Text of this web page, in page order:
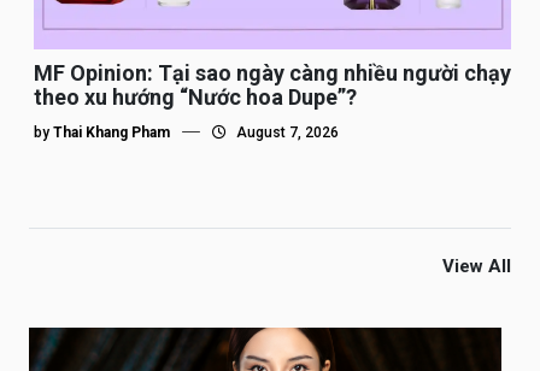
MF Opinion: Tại sao ngày càng nhiều người chạy
theo xu hướng “Nước hoa Dupe”?
by Thai Khang Pham August 7, 2026
View All